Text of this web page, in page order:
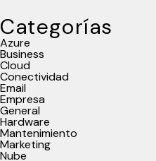
Categorías
Azure
Business
Cloud
Conectividad
Email
Empresa
General
Hardware
Mantenimiento
Marketing
Nube